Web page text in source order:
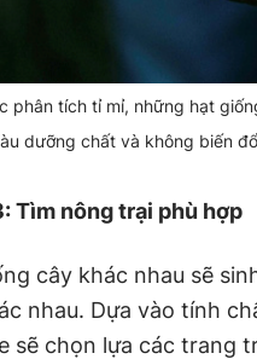
phân tích tỉ mỉ, những hạt
dưỡng chất và không biến
Tìm nông trại phù hợp
cây khác nhau sẽ
nhau. Dựa vào tính
sẽ chọn lựa các trang